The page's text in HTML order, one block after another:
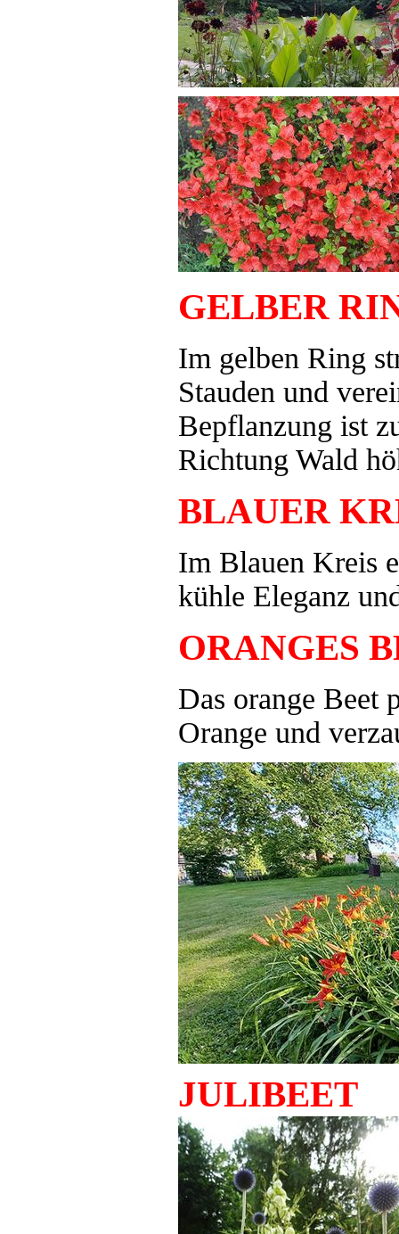
GELBER
Im gelben Ring
Stauden und
Bepflanzung ist
Richtung Wald
BLAUER
Im Blauen Kreis
kühle Eleganz
ORANGES
Das orange Beet
Orange und
JULIBEET